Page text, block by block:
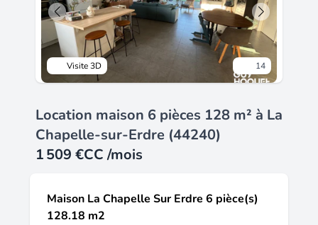
Visite 3D 14
Location maison 6 pièces 128 m² à La
Chapelle-sur-Erdre (44240)
1 509 €CC /mois
Maison La Chapelle Sur Erdre 6 pièce(s)
128.18 m2